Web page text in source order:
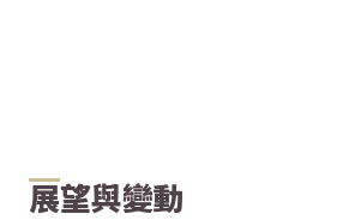
展望與變動